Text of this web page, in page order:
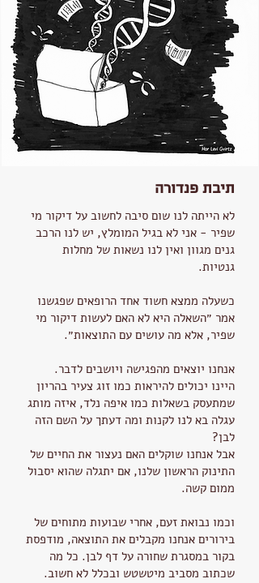
תיבת פנדורה
לא הייתה לנו שום סיבה לחשוב על דיקור מי
שפיר - אני לא בגיל המומלץ, יש לנו הרכב
גנים מגוון ואין לנו נשאות של מחלות
גנטיות.
כשעלה ממצא חשוד אחד הרופאים שפגשנו
אמר ״השאלה היא לא האם לעשות דיקור מי
שפיר, אלא מה עושים עם התוצאות״.
אנחנו יוצאים מהפגישה ויושבים לדבר.
היינו יכולים להיראות כמו זוג צעיר בהריון
שמתעסק בשאלות כמו איפה נלד, איזה מותג
עגלה בא לנו לקנות ומה דעתך על השם הזה
לבן?
אבל אנחנו שוקלים האם נעצור את החיים של
התינוק הראשון שלנו, אם יתגלה שהוא יסבול
ממום קשה.
וכמו נבואת זעם, אחרי שבועות מתוחים של
בירורים אנחנו מקבלים את התוצאה, מודפסת
בקור במסגרת שחורה על דף לבן. כל מה
שכתוב מסביב מיטשטש ובכלל לא חשוב.